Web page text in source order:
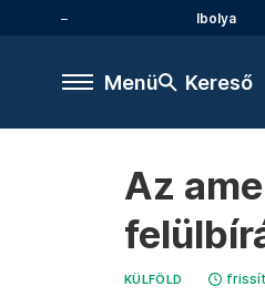
Ibolya
Menü Kereső
Az
KÜLFÖLD